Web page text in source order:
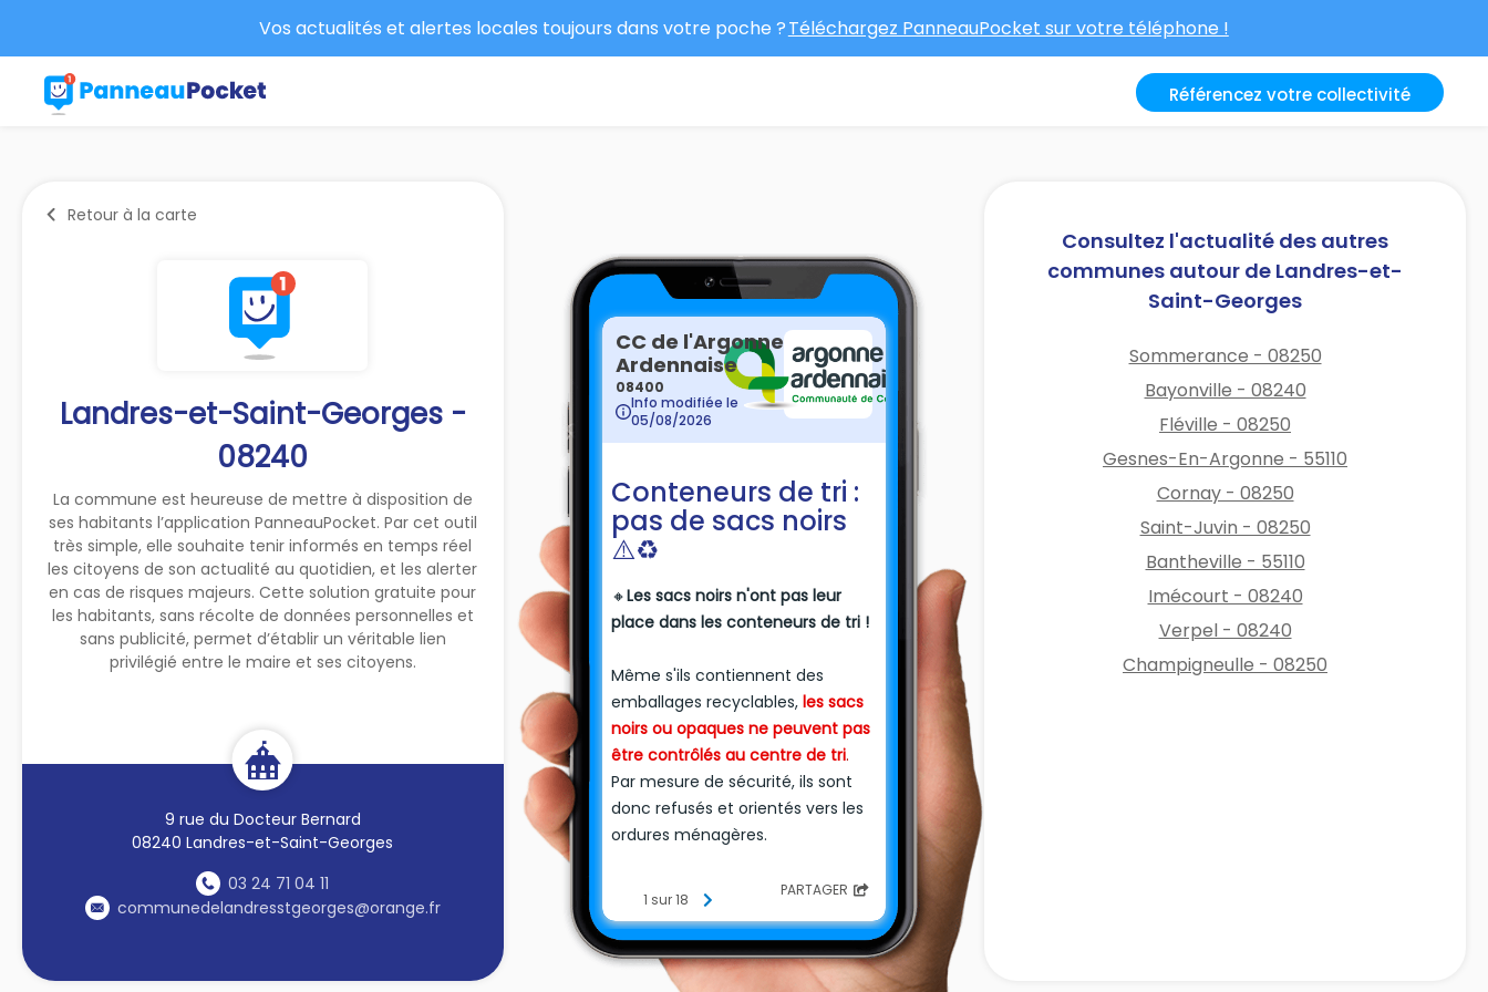
Vos actualités et alertes locales toujours dans votre poche ?Téléchargez PanneauPocket sur votre téléphone !
Référencez votre collectivité
Retour à la carte
Landres-et-Saint-Georges -
08240
La commune est heureuse de mettre à disposition de
ses habitants l’application PanneauPocket. Par cet outil
très simple, elle souhaite tenir informés en temps réel
les citoyens de son actualité au quotidien, et les alerter
en cas de risques majeurs. Cette solution gratuite pour
les habitants, sans récolte de données personnelles et
sans publicité, permet d’établir un véritable lien
privilégié entre le maire et ses citoyens.
9 rue du Docteur Bernard
08240 Landres-et-Saint-Georges
03 24 71 04 11
communedelandresstgeorges@orange.fr
CC de l'Argonne
Ardennaise
08400
Info modifiée le
05/08/2026
Conteneurs de tri :
pas de sacs noirs
⚠️♻️
🔸Les sacs noirs n'ont pas leur
place dans les conteneurs de tri !
Même s'ils contiennent des
emballages recyclables, les sacs
noirs ou opaques ne peuvent pas
être contrôlés au centre de tri.
Par mesure de sécurité, ils sont
donc refusés et orientés vers les
ordures ménagères.
: un tri moins efficace
et des coûts supplémentaires
pour tous.
1 sur 18 PARTAGER
Consultez l'actualité des autres
communes autour de Landres-et-
Saint-Georges
Sommerance - 08250
Bayonville - 08240
Fléville - 08250
Gesnes-En-Argonne - 55110
Cornay - 08250
Saint-Juvin - 08250
Bantheville - 55110
Imécourt - 08240
Verpel - 08240
Champigneulle - 08250